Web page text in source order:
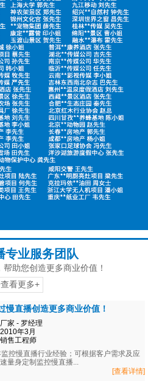
专业服务团队
助您创造更多商业价值！
看更多+
慢直播创造更多商业价值！
家 - 罗经理
年3月
售工程师
控慢直播行业经验；可根据客户需求及应
量身定制监控慢直播...
[查看详情]